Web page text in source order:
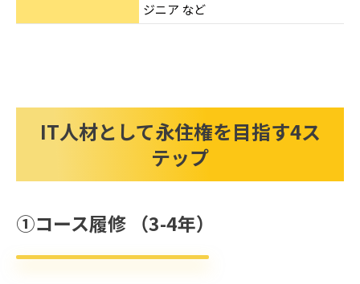
ジニア など
IT人材として永住権を目指す4ス
テップ
①コース履修 （3-4年）